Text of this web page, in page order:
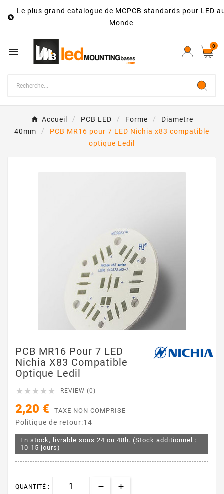

Le plus grand catalogue de MCPCB standards pour LED
Monde
 0
Accueil PCB LED Forme
Diametre
40mm
PCB MR16 pour 7 LED Nichia x83 compatible
optique Ledil
PCB MR16 Pour 7 LED
Nichia X83 Compatible
Optique Ledil
     REVIEW (0)
2,20 € TAXE NON COMPRISE
Politique de retour:14
En stock, livrable sous 24 ou 48h. (Stock additionnel :
10-15 jours)
QUANTITÉ :